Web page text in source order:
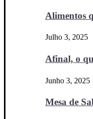
Alimentos
Julho 3, 2025
Afinal, o
Junho 3, 2025
Mesa de